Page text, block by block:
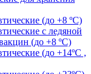
(до +8 ºС)
с ледяной
(до +8 ºС)
(до +14ºС ,